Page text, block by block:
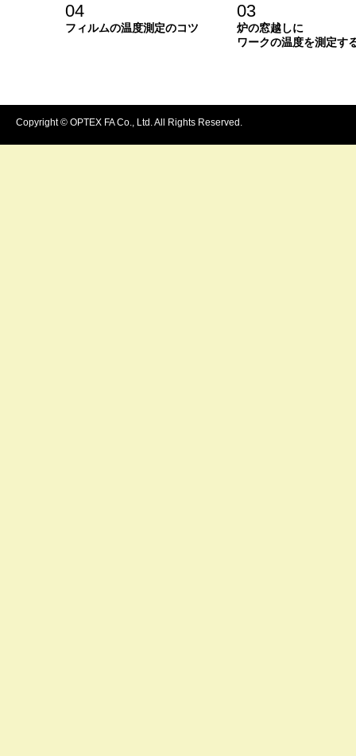
04
フィルムの温度測定のコツ
03
炉の窓越しに
ワークの温度を測定す
Copyright © OPTEX FA Co., Ltd. All Rights Reserved.